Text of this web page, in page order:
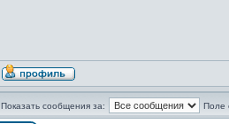
Показать сообщения за: Поле